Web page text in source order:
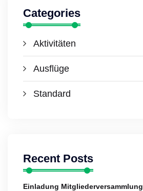
Categories
Aktivitäten
Ausflüge
Standard
Recent Posts
Einladung Mitgliederversammlung